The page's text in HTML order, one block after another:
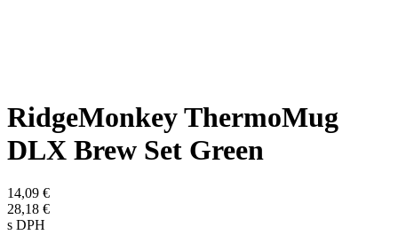
RidgeMonkey ThermoMug
DLX Brew Set Green
14,09 €
28,18 €
s DPH